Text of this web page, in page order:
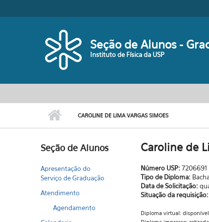
Seção de Alunos -
Instituto de Física da USP
CAROLINE DE LIMA VARGAS SIMOES
Seção de Alunos
Apresentação do
Serviço de Graduação
Atendimento
Agendamento
Caroline de
Número USP: 7206691
Tipo de Diploma:
Data de Solicitação:
Situação da requisição:
Diploma virtual: